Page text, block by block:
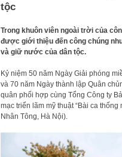
tộc
Trong khuôn viên ngoài trời của
được giới thiệu đến công chúng
và giữ nước của dân tộc.
Kỷ niệm 50 năm Ngày Giải phóng
và 70 năm Ngày thành lập Quân
quân phối hợp cùng Tổng Công ty
mạc triển lãm mỹ thuật “Bài ca
Nhân Tông, Hà Nội).